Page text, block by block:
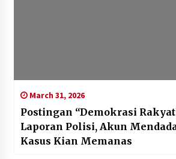
March 31, 2026
Postingan “Demokrasi
Laporan Polisi, Akun
Kasus Kian Memanas